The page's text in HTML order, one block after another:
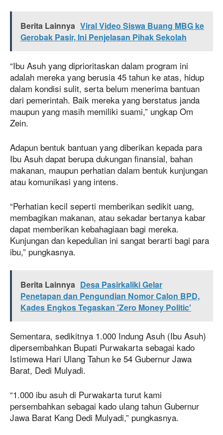
Berita Lainnya Viral Video Siswa Buang MBG ke
Gerobak Pasir, Ini Penjelasan Pihak Sekolah
“Ibu Asuh yang diprioritaskan dalam program ini
adalah mereka yang berusia 45 tahun ke atas, hidup
dalam kondisi sulit, serta belum menerima bantuan
dari pemerintah. Baik mereka yang berstatus janda
maupun yang masih memiliki suami,” ungkap Om
Zein.
Adapun bentuk bantuan yang diberikan kepada para
Ibu Asuh dapat berupa dukungan finansial, bahan
makanan, maupun perhatian dalam bentuk kunjungan
atau komunikasi yang intens.
“Perhatian kecil seperti memberikan sedikit uang,
membagikan makanan, atau sekadar bertanya kabar
dapat memberikan kebahagiaan bagi mereka.
Kunjungan dan kepedulian ini sangat berarti bagi para
ibu,” pungkasnya.
Berita Lainnya Desa Pasirkaliki Gelar
Penetapan dan Pengundian Nomor Calon BPD,
Kades Engkos Tegaskan 'Zero Money Politic'
Sementara, sedikitnya 1.000 Indung Asuh (Ibu Asuh)
dipersembahkan Bupati Purwakarta sebagai kado
Istimewa Hari Ulang Tahun ke 54 Gubernur Jawa
Barat, Dedi Mulyadi.
“1.000 ibu asuh di Purwakarta turut kami
persembahkan sebagai kado ulang tahun Gubernur
Jawa Barat Kang Dedi Mulyadi,” pungkasnya.